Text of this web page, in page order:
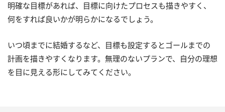
明確な目標があれば、目標に向けたプロセスも描きやすく、
何をすれば良いかが明らかになるでしょう。
いつ頃までに結婚するなど、目標も設定するとゴールまでの
計画を描きやすくなります。無理のないプランで、自分の理想
を目に見える形にしてみてください。